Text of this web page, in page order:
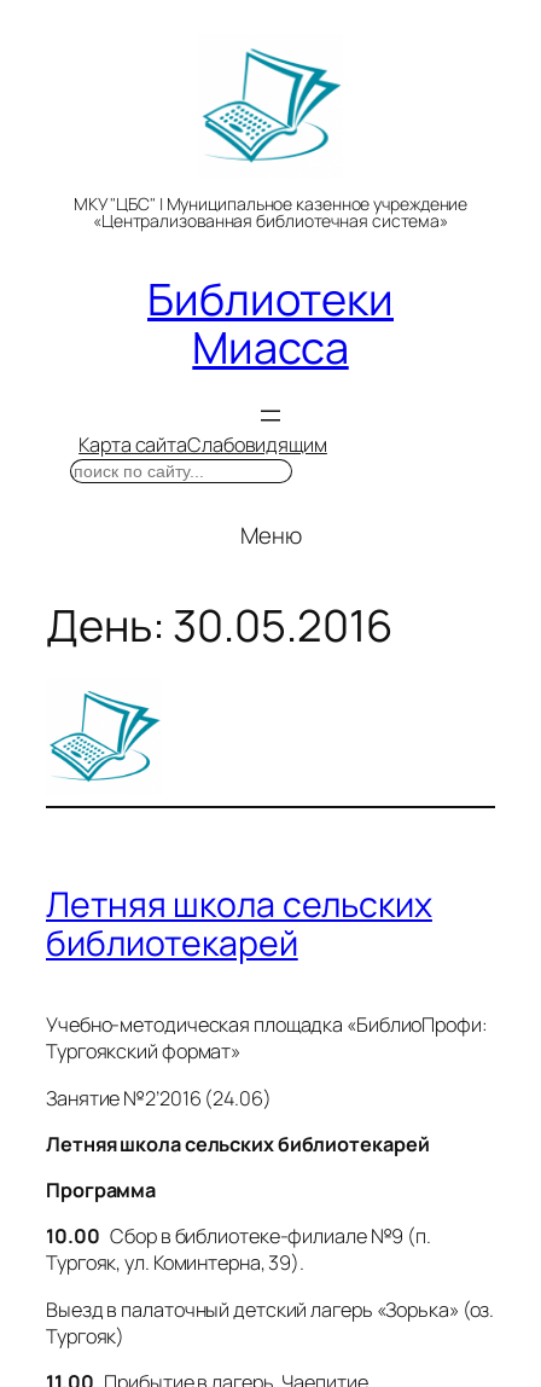
МКУ "ЦБС" | Муниципальное казенное учреждение
«Централизованная библиотечная система»
Библиотеки
Миасса
Карта сайтаСлабовидящим
Поиск
Меню
День: 30.05.2016
Летняя школа сельских
библиотекарей
Учебно-методическая площадка «БиблиоПрофи:
Тургоякский формат»
Занятие №2’2016 (24.06)
Летняя школа сельских библиотекарей
Программа
10.00 Сбор в библиотеке-филиале №9 (п.
Тургояк, ул. Коминтерна, 39).
Выезд в палаточный детский лагерь «Зорька» (оз.
Тургояк)